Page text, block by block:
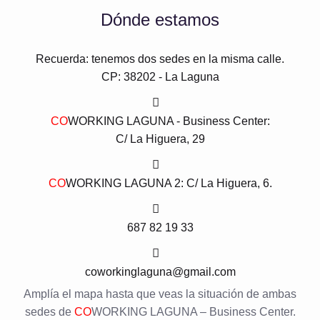
Dónde estamos
Recuerda: tenemos dos sedes en la misma calle.
CP: 38202 - La Laguna
COWORKING LAGUNA - Business Center:
C/ La Higuera, 29
COWORKING LAGUNA 2: C/ La Higuera, 6.
687 82 19 33
coworkinglaguna@gmail.com
Amplía el mapa hasta que veas la situación de ambas
sedes de COWORKING LAGUNA – Business Center.